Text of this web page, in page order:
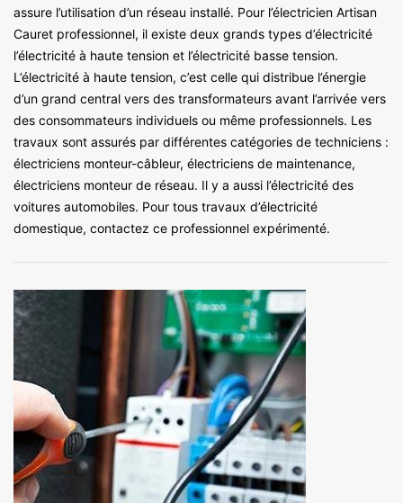
assure l’utilisation d’un réseau installé. Pour l’électricien Artisan
Cauret professionnel, il existe deux grands types d’électricité
l’électricité à haute tension et l’électricité basse tension.
L’électricité à haute tension, c’est celle qui distribue l’énergie
d’un grand central vers des transformateurs avant l’arrivée vers
des consommateurs individuels ou même professionnels. Les
travaux sont assurés par différentes catégories de techniciens :
électriciens monteur-câbleur, électriciens de maintenance,
électriciens monteur de réseau. Il y a aussi l’électricité des
voitures automobiles. Pour tous travaux d’électricité
domestique, contactez ce professionnel expérimenté.